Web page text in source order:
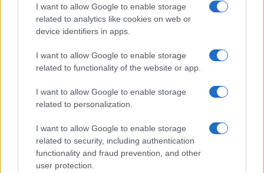
I want to allow Google to enable storage
related to analytics like cookies on web or
device identifiers in apps.
I want to allow Google to enable storage
related to functionality of the website or app.
I want to allow Google to enable storage
related to personalization.
I want to allow Google to enable storage
related to security, including authentication
functionality and fraud prevention, and other
user protection.
CALCIO
Sirio Perugia Volley: la conferma di Alessia Lillacci